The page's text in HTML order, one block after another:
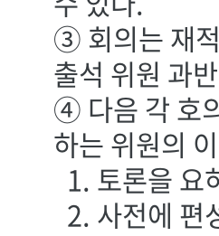
③ 회의는 재
출석 위원 과
④ 다음 각 호
하는 위원의
1. 토론을 요
2. 사전에 편